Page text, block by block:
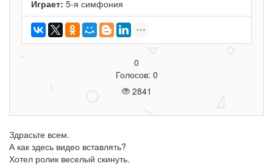
Играет: 5-я симфония
0
Голосов: 0
2841
Здрасьте всем.
А как здесь видео вставлять?
Хотел ролик веселый скинуть.